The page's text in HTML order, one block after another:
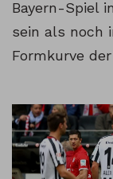
Bayern-Spiel
sein als noch
Formkurve